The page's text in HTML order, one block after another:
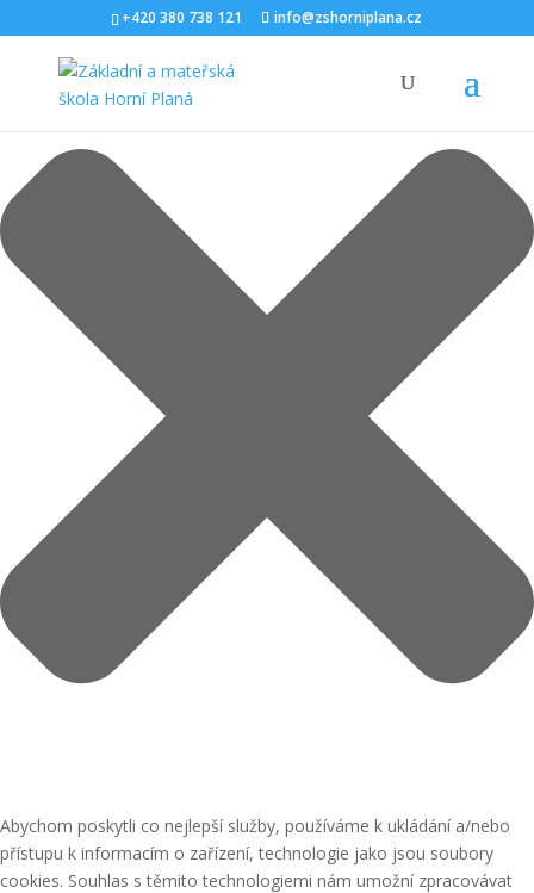
Spravovat Souhlas s cookies
Abychom poskytli co nejlepší služby, používáme k ukládání a/nebo
přístupu k informacím o zařízení, technologie jako jsou soubory
cookies. Souhlas s těmito technologiemi nám umožní zpracovávat
+420 380 738 121 info@zshorniplana.cz